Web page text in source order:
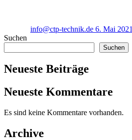
info@ctp-technik.de 6. Mai 2021
Suchen
Suchen
Neueste Beiträge
Neueste Kommentare
Es sind keine Kommentare vorhanden.
Archive